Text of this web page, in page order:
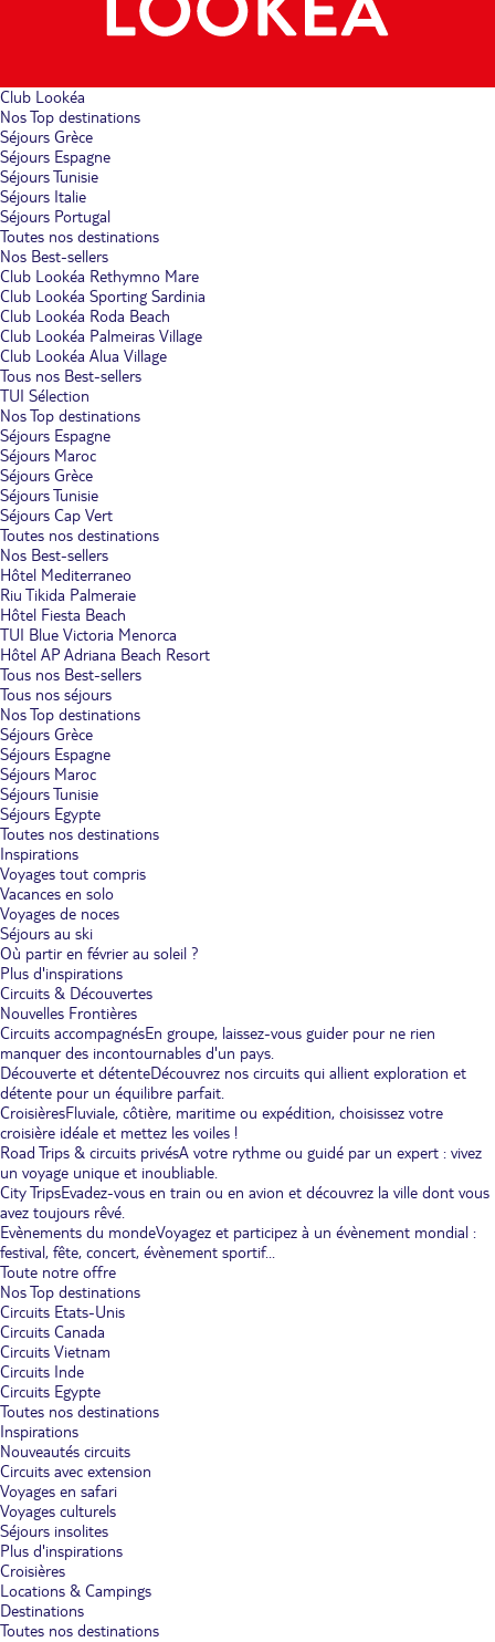
Club Lookéa
Nos Top destinations
Séjours Grèce
Séjours Espagne
Séjours Tunisie
Séjours Italie
Séjours Portugal
Toutes nos destinations
Nos Best-sellers
Club Lookéa Rethymno Mare
Club Lookéa Sporting Sardinia
Club Lookéa Roda Beach
Club Lookéa Palmeiras Village
Club Lookéa Alua Village
Tous nos Best-sellers
TUI Sélection
Nos Top destinations
Séjours Espagne
Séjours Maroc
Séjours Grèce
Séjours Tunisie
Séjours Cap Vert
Toutes nos destinations
Nos Best-sellers
Hôtel Mediterraneo
Riu Tikida Palmeraie
Hôtel Fiesta Beach
TUI Blue Victoria Menorca
Hôtel AP Adriana Beach Resort
Tous nos Best-sellers
Tous nos séjours
Nos Top destinations
Séjours Grèce
Séjours Espagne
Séjours Maroc
Séjours Tunisie
Séjours Egypte
Toutes nos destinations
Inspirations
Voyages tout compris
Vacances en solo
Voyages de noces
Séjours au ski
Où partir en février au soleil ?
Plus d'inspirations
Circuits & Découvertes
Nouvelles Frontières
Circuits accompagnésEn groupe, laissez-vous guider pour ne rien
manquer des incontournables d'un pays.
Découverte et détenteDécouvrez nos circuits qui allient exploration et
détente pour un équilibre parfait.
CroisièresFluviale, côtière, maritime ou expédition, choisissez votre
croisière idéale et mettez les voiles !
Road Trips & circuits privésA votre rythme ou guidé par un expert : vivez
un voyage unique et inoubliable.
City TripsEvadez-vous en train ou en avion et découvrez la ville dont vous
avez toujours rêvé.
Evènements du mondeVoyagez et participez à un évènement mondial :
festival, fête, concert, évènement sportif...
Toute notre offre
Nos Top destinations
Circuits Etats-Unis
Circuits Canada
Circuits Vietnam
Circuits Inde
Circuits Egypte
Toutes nos destinations
Inspirations
Nouveautés circuits
Circuits avec extension
Voyages en safari
Voyages culturels
Séjours insolites
Plus d'inspirations
Croisières
Locations & Campings
Destinations
Toutes nos destinations